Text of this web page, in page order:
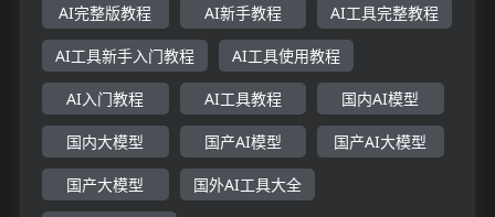
AI完整版教程 AI新手教程 AI工具完整教程
AI工具新手入门教程 AI工具使用教程
AI入门教程 AI工具教程 国内AI模型
国内大模型 国产AI模型 国产AI大模型
国产大模型 国外AI工具大全